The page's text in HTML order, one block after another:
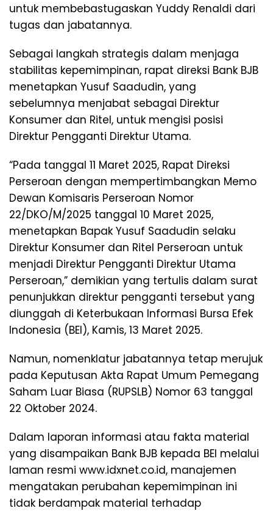
untuk membebastugaskan Yuddy Renaldi dari
tugas dan jabatannya.
Sebagai langkah strategis dalam menjaga
stabilitas kepemimpinan, rapat direksi Bank BJB
menetapkan Yusuf Saadudin, yang
sebelumnya menjabat sebagai Direktur
Konsumer dan Ritel, untuk mengisi posisi
Direktur Pengganti Direktur Utama.
“Pada tanggal 11 Maret 2025, Rapat Direksi
Perseroan dengan mempertimbangkan Memo
Dewan Komisaris Perseroan Nomor
22/DKO/M/2025 tanggal 10 Maret 2025,
menetapkan Bapak Yusuf Saadudin selaku
Direktur Konsumer dan Ritel Perseroan untuk
menjadi Direktur Pengganti Direktur Utama
Perseroan,” demikian yang tertulis dalam surat
penunjukkan direktur pengganti tersebut yang
diunggah di Keterbukaan Informasi Bursa Efek
Indonesia (BEI), Kamis, 13 Maret 2025.
Namun, nomenklatur jabatannya tetap merujuk
pada Keputusan Akta Rapat Umum Pemegang
Saham Luar Biasa (RUPSLB) Nomor 63 tanggal
22 Oktober 2024.
Dalam laporan informasi atau fakta material
yang disampaikan Bank BJB kepada BEI melalui
laman resmi www.idxnet.co.id, manajemen
mengatakan perubahan kepemimpinan ini
tidak berdampak material terhadap